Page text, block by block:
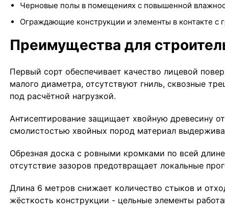
Черновые полы в помещениях с повышенной
Ограждающие конструкции и элементы в контакте с
Преимущества для
Первый сорт обеспечивает качество лицевой
малого диаметра, отсутствуют гниль, сквозные
под расчётной нагрузкой.
Антисептирование защищает хвойную древесину
смолистостью хвойных пород материал
Обрезная доска с ровными кромками по всей
отсутствие зазоров предотвращает локальные
Длина 6 метров снижает количество стыков и
жёсткость конструкции - цельные элементы